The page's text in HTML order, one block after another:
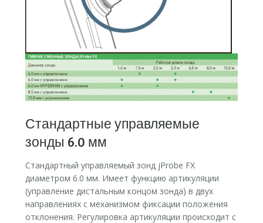
Стандартные управляемые
зонды 6.0 мм
Стандартный управляемый зонд jProbe FX
диаметром 6.0 мм. Имеет функцию артикуляции
(управление дистальным концом зонда) в двух
направлениях с механизмом фиксации положения
отклонения. Регулировка артикуляции происходит с